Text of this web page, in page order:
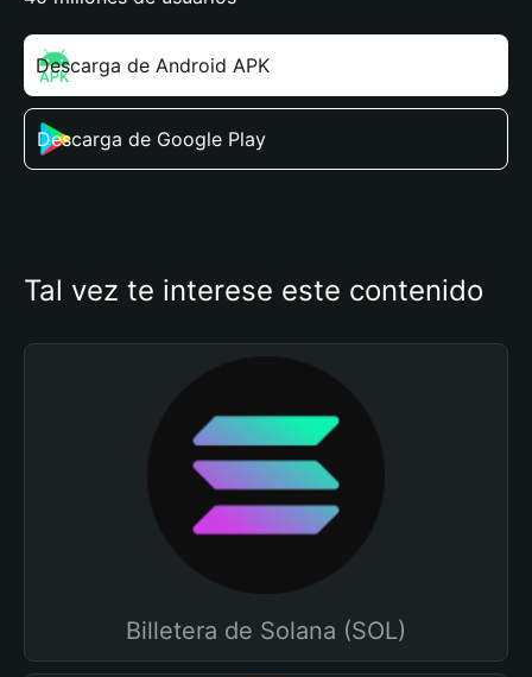
Descarga de Android APK
Descarga de Google Play
Tal vez te interese este contenido
Billetera de Solana (SOL)